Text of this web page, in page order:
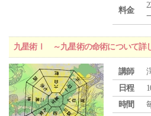
料金
九星術Ⅰ ～九星術の命術について詳
講師
日程
時間